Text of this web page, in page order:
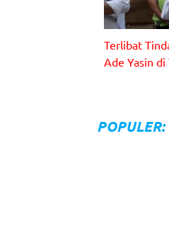
Bupati
Terlibat
Ade Yasin di
POPULER: